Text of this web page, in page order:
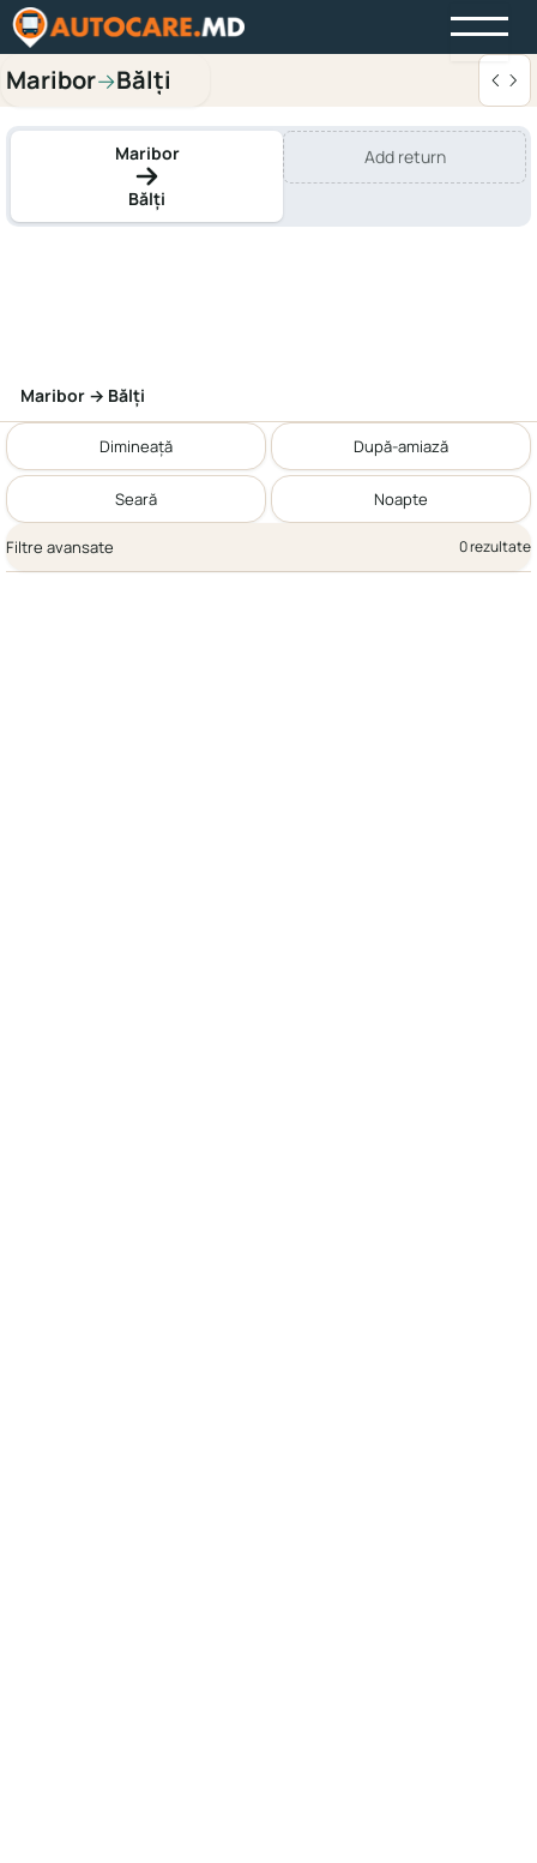
Maribor→Bălți
Maribor
Bălți
Add return
Maribor → Bălți
Dimineață După-amiază
Seară Noapte
Filtre avansate 0 rezultate